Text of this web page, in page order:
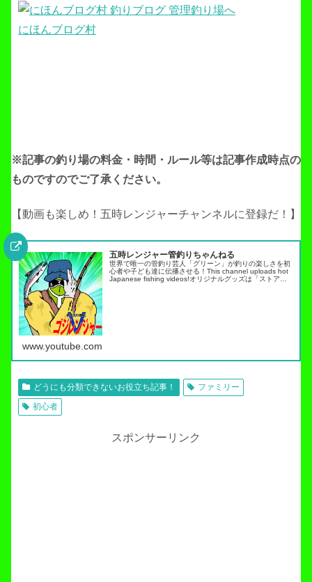
にほんブログ村
※記事の釣り場の料金・時間・ルール等は記事作成時点の
ものですのでご了承ください。
【動画も楽しめ！五時レンジャーチャンネルに登録だ！】
五時レンジャー管釣りちゃんねる
世界で唯一の管釣り芸人「グリーン」が釣りの楽しさを初
心者や子ども達に伝播させる！This channel uploads hot
Japanese fishing videos!オリジナルグッズは「ストア」
www.youtube.com
どうにも分類できないお役立ち記事！
ファミリー
初心者
スポンサーリンク